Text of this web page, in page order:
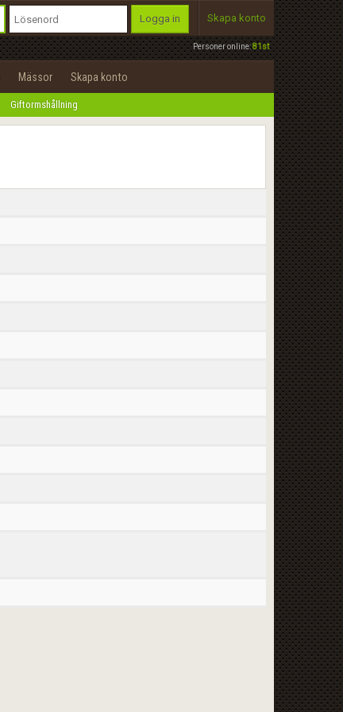
Personer online:81st
Logga in Skapa konto
Mässor Skapa konto
Giftormshållning